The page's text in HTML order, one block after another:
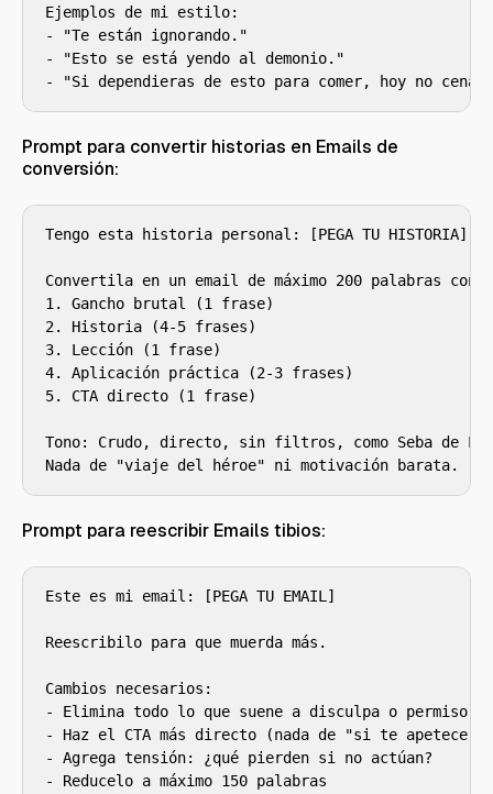
Ejemplos de mi estilo:
- "Te están ignorando."
- "Esto se está yendo al demonio."
- "Si dependieras de esto para comer, hoy no
Prompt para convertir historias en Emails de
conversión:
Tengo esta historia personal: [PEGA TU HISTORIA]
Convertila en un email de máximo 200 palabras
1. Gancho brutal (1 frase)
2. Historia (4-5 frases)
3. Lección (1 frase)
4. Aplicación práctica (2-3 frases)
5. CTA directo (1 frase)
Tono: Crudo, directo, sin filtros, como Seba de
Nada de "viaje del héroe" ni motivación barata.
Prompt para reescribir Emails tibios:
Este es mi email: [PEGA TU EMAIL]
Reescribilo para que muerda más.
Cambios necesarios:
- Elimina todo lo que suene a disculpa o permiso
- Haz el CTA más directo (nada de "si te apetece")
- Agrega tensión: ¿qué pierden si no actúan?
- Reducelo a máximo 150 palabras